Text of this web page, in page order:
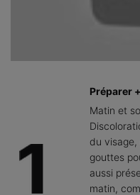
Préparer
Matin et
du
gouttes
aussi
matin,